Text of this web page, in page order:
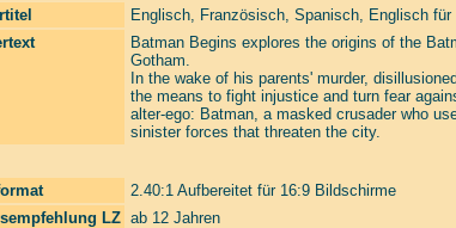
Englisch, Französisch, Spanisch, Englisch für
Batman Begins explores the origins of the
Gotham.
In the wake of his parents' murder,
the means to fight injustice and turn fear
alter-ego: Batman, a masked crusader who
sinister forces that threaten the city.
2.40:1 Aufbereitet für 16:9 Bildschirme
LZ ab 12 Jahren